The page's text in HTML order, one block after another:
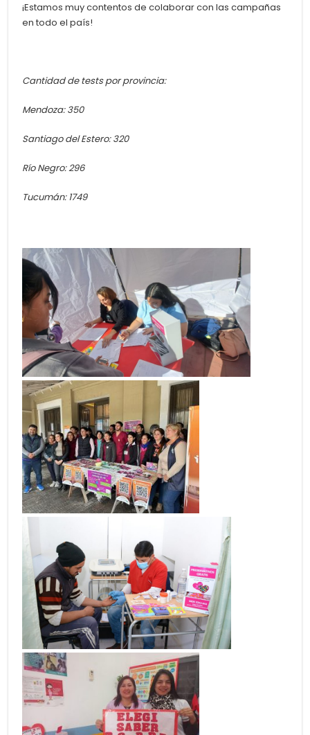
¡Estamos muy contentos de colaborar con las campañas
en todo el país!
Cantidad de tests por provincia:
Mendoza: 350
Santiago del Estero: 320
Río Negro: 296
Tucumán: 1749